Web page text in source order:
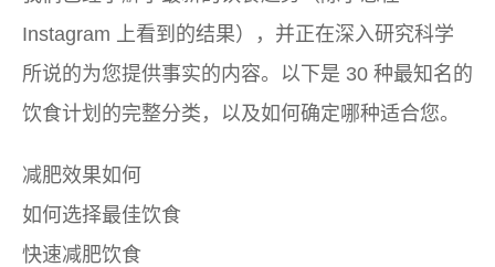
Instagram 上看到的结果），并正在深入研究科学
所说的为您提供事实的内容。以下是 30 种最知名的
饮食计划的完整分类，以及如何确定哪种适合您。
减肥效果如何
如何选择最佳饮食
快速减肥饮食